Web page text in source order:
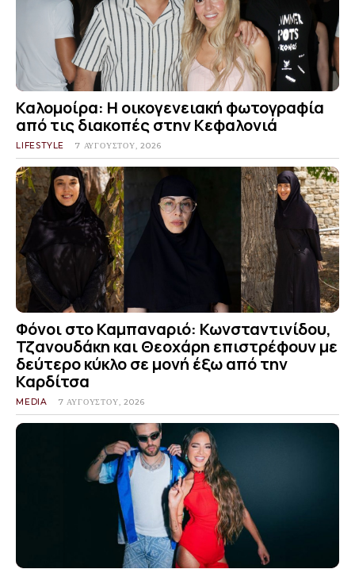
Καλομοίρα: Η οικογενειακή φωτογραφία
από τις διακοπές στην Κεφαλονιά
LIFESTYLE 7 ΑΥΓΟΎΣΤΟΥ, 2026
Φόνοι στο Καμπαναριό: Κωνσταντινίδου,
Τζανουδάκη και Θεοχάρη επιστρέφουν με
δεύτερο κύκλο σε μονή έξω από την
Καρδίτσα
MEDIA 7 ΑΥΓΟΎΣΤΟΥ, 2026